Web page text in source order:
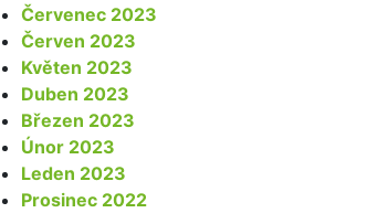
Červenec 2023
Červen 2023
Květen 2023
Duben 2023
Březen 2023
Únor 2023
Leden 2023
Prosinec 2022